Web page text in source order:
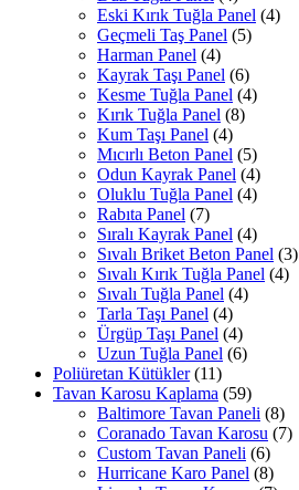
Eski Kırık Tuğla Panel (4)
Geçmeli Taş Panel (5)
Harman Panel (4)
Kayrak Taşı Panel (6)
Kesme Tuğla Panel (4)
Kırık Tuğla Panel (8)
Kum Taşı Panel (4)
Mıcırlı Beton Panel (5)
Odun Kayrak Panel (4)
Oluklu Tuğla Panel (4)
Rabıta Panel (7)
Sıralı Kayrak Panel (4)
Sıvalı Briket Beton Panel (3)
Sıvalı Kırık Tuğla Panel (4)
Sıvalı Tuğla Panel (4)
Tarla Taşı Panel (4)
Ürgüp Taşı Panel (4)
Uzun Tuğla Panel (6)
Poliüretan Kütükler (11)
Tavan Karosu Kaplama (59)
Baltimore Tavan Paneli (8)
Coranado Tavan Karosu (7)
Custom Tavan Paneli (6)
Hurricane Karo Panel (8)